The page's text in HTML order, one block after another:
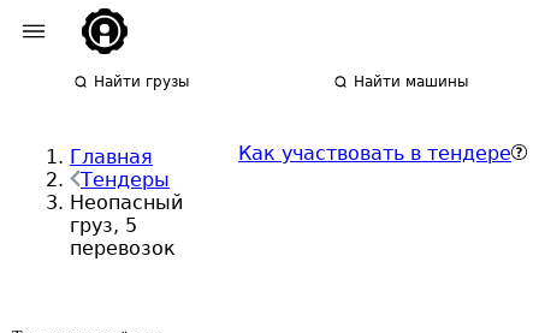
Найти грузы Найти машины
Главная
Тендеры
Неопасный
груз, 5
перевозок
Как участвовать в тендере